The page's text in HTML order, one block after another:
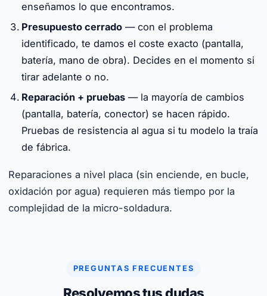
enseñamos lo que encontramos.
Presupuesto cerrado — con el problema
identificado, te damos el coste exacto (pantalla,
batería, mano de obra). Decides en el momento si
tirar adelante o no.
Reparación + pruebas — la mayoría de cambios
(pantalla, batería, conector) se hacen rápido.
Pruebas de resistencia al agua si tu modelo la traía
de fábrica.
Reparaciones a nivel placa (sin enciende, en bucle,
oxidación por agua) requieren más tiempo por la
complejidad de la micro-soldadura.
PREGUNTAS FRECUENTES